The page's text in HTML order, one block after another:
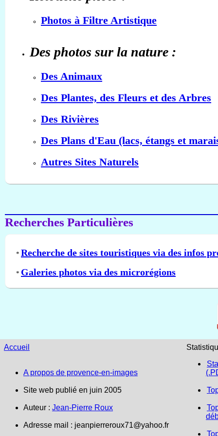
Photos à Filtre Artistique
Des photos sur la nature :
Des Animaux
Des Plantes, des Fleurs et des Arbres
Des Rivières
Des Plans d'Eau (lacs, étangs et
Autres Sites Naturels
Recherches Particulières
* Recherche de sites touristiques via des infos
* Galeries photos via des microrégions
Accueil
A propos de provence-en-images
Site web publié en juin 2005
Auteur : Jean-Pierre Roux
Adresse mail : jeanpierreroux71@yahoo.fr